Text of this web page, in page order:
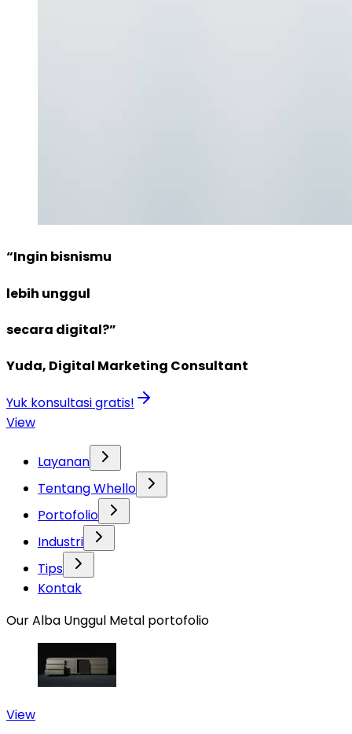
“Ingin bisnismu
lebih unggul
secara digital?”
Yuda, Digital Marketing Consultant
Yuk konsultasi gratis!
View
Layanan
Tentang Whello
Portofolio
Industri
Tips
Kontak
Our Alba Unggul Metal portofolio
View